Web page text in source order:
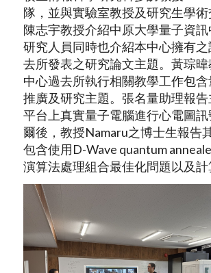
隊，並與實驗室教授及研究生學術
陳志宇教授介紹中原大學量子資
研究人員同時也介紹本中心擁有
去所發表之研究論文主題。黃琮
中心過去所執行相關教學工作包
推廣及研究主題。張名量助理報
平台上真實量子電腦進行心電圖訊
爾後，教授Namaru之博士生報告
包含使用D-Wave quantum
演算法處理組合最佳化問題以及計